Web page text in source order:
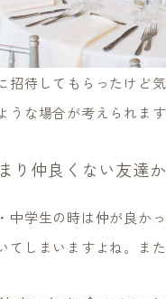
招待してもらったけど
うな場合が考えられます
り仲良くない友達
中学生の時は仲が良か
てしまいますよね。ま